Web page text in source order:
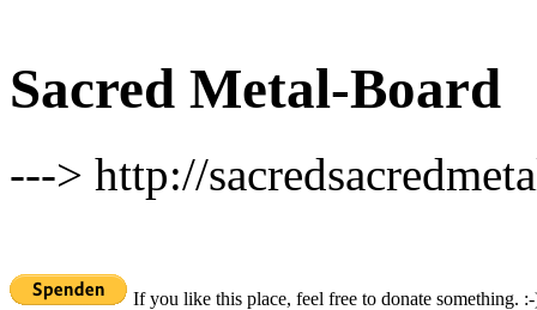
Sacred Metal-Board
---> http://
If you like this place, feel free to donate something.